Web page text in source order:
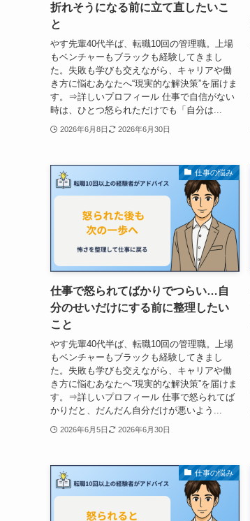
折れそうになる前に立て直したいこ
と
やす先輩40代半ば、転職10回の管理職。上場
もベンチャーもブラックも経験してきまし
た。失敗も学びも交えながら、キャリアや働
き方に悩むあなたへ“現実的な解決策”を届けま
す。⇒詳しいプロフィール 仕事で自信がない
時は、ひとつ怒られただけでも「自分は...
2026年6月8日 2026年6月30日
仕事の悩み
仕事で怒られてばかりでつらい…自
分のせいだけにする前に整理したい
こと
やす先輩40代半ば、転職10回の管理職。上場
もベンチャーもブラックも経験してきまし
た。失敗も学びも交えながら、キャリアや働
き方に悩むあなたへ“現実的な解決策”を届けま
す。⇒詳しいプロフィール 仕事で怒られてば
かりだと、だんだん自分だけが悪いよう...
2026年6月5日 2026年6月30日
仕事の悩み